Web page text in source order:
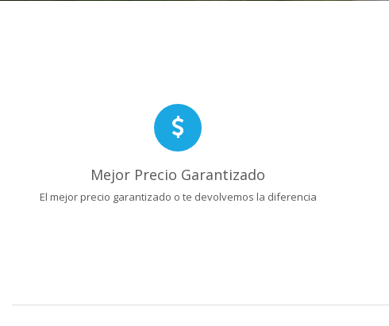
Mejor Precio Garantizado
El mejor precio garantizado o te devolvemos la diferencia